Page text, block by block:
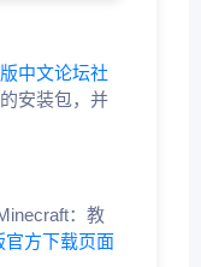
中文论坛社
安装包，并
：教
官方下载页面